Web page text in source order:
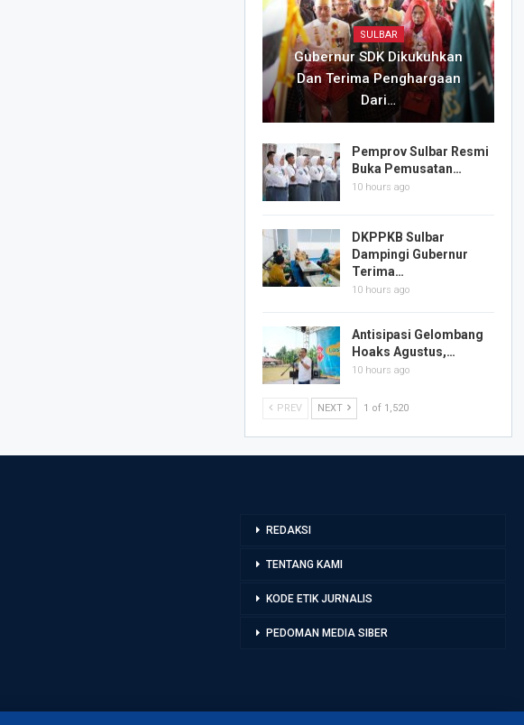
SULBAR
Gubernur SDK Dikukuhkan
Dan Terima Penghargaan
Dari…
Pemprov Sulbar Resmi
Buka Pemusatan…
10 hours ago
DKPPKB Sulbar
Dampingi Gubernur
Terima…
10 hours ago
Antisipasi Gelombang
Hoaks Agustus,…
10 hours ago
PREV NEXT 1 of 1,520
REDAKSI
TENTANG KAMI
KODE ETIK JURNALIS
PEDOMAN MEDIA SIBER